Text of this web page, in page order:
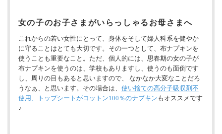
女の子のお子さまがいらっしゃるお母さまへ
これからの若い女性にとって、身体をそして婦人科系を健やか
に守ることはとても大切です。その一つとして、布ナプキンを
使うことも重要なこと。ただ、個人的には、思春期の女の子が
布ナプキンを使うのは、学校もありますし、使うのも面倒です
し、周りの目もあると思いますので、 なかなか大変なことだろ
うなぁ、と思います。その場合は、 使い捨ての高分子吸収剤不
使用、トップシートがコットン100％のナプキン もオススメです
♪